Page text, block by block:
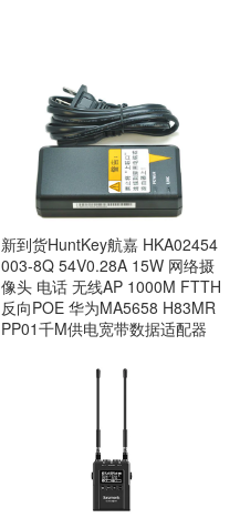
新到货HuntKey航嘉 HKA02454
003-8Q 54V0.28A 15W 网络摄
像头 电话 无线AP 1000M FTTH
反向POE 华为MA5658 H83MR
PP01千M供电宽带数据适配器